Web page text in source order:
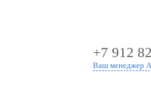
+7 912
Ваш менеджер